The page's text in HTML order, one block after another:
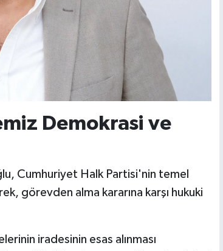
Demokrasi ve
Cumhuriyet Halk Partisi'nin temel
görevden alma kararına karşı hukuki
iradesinin esas alınması